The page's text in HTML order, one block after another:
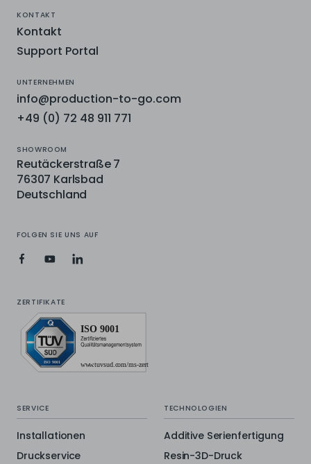
KONTAKT
Kontakt
Support Portal
UNTERNEHMEN
info@production-to-go.com
+49 (0) 72 48 911 771
SHOWROOM
Reutäckerstraße 7
76307 Karlsbad
Deutschland
FOLGEN SIE UNS AUF
ZERTIFIKATE
SERVICE
Installationen
Druckservice
TECHNOLOGIEN
Additive Serienfertigung
Resin-3D-Druck